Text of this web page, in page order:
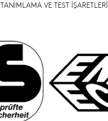
TANIMLAMA VE TEST İŞARETLERİ